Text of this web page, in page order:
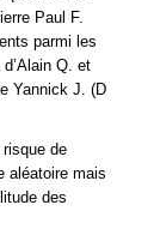
Paul F.
parmi les
Q. et
Yannick J. (D
risque de
aléatoire mais
des